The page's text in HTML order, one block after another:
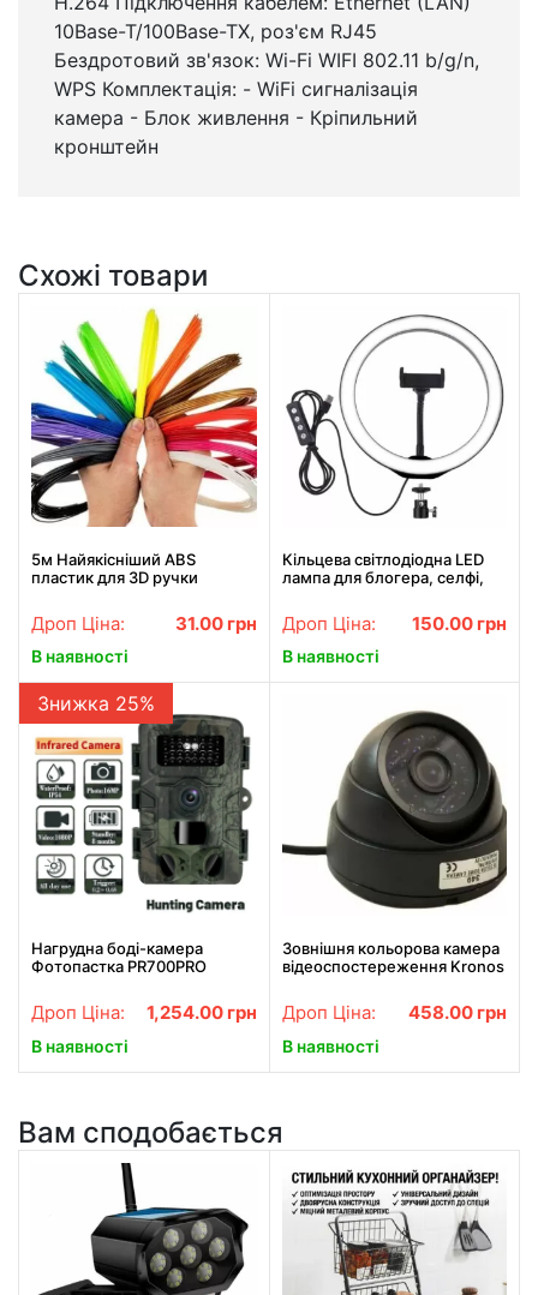
10Base-T/100Base-TX, роз'єм RJ45
Бездротовий зв'язок: Wi-Fi WIFI 802.11 b/g/n,
WPS Комплектація: - WiFi сигналізація
камера - Блок живлення - Кріпильний
кронштейн
Схожі товари
5м Найякісніший ABS
пластик для 3D ручки
Дроп Ціна: 31.00 грн
В наявності
Кільцева світлодіодна LED
лампа для блогера, селфі,
см Ring
Дроп Ціна: 150.00 грн
В наявності
Знижка 25%
Нагрудна боді-камера
Фотопастка PR700PRO
12мп з екраном та нічним
баченням
Дроп Ціна: 1,254.00 грн
В наявності
Зовнішня кольорова камера
відеоспостереження Kronos
Дроп Ціна: 458.00 грн
В наявності
Вам сподобається